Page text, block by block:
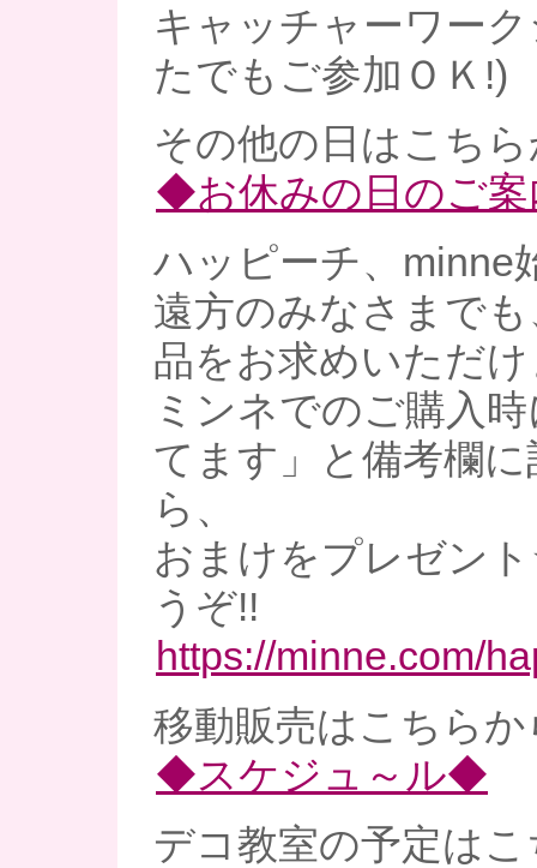
キャッチャーワー
たでもご参加ＯＫ!)
その他の日はこち
◆お休みの日のご
ハッピーチ、minne
遠方のみなさまで
品をお求めいただ
ミンネでのご購入
てます」と備考欄
ら、
おまけをプレゼン
うぞ!!
https://minne.com/
移動販売はこちら
◆スケジュ～ル◆
デコ教室の予定はこ